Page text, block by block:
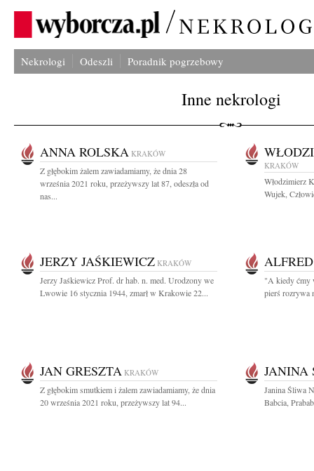
Nekrologi Odeszli Poradnik pogrzebowy
Inne nekrologi
ANNA ROLSKA KRAKÓW
Z głębokim żalem zawiadamiamy, że dnia 28
września 2021 roku, przeżywszy lat 87, odeszła od
nas...
KRAKÓW
Włodzimierz
Wujek,
JERZY JAŚKIEWICZ KRAKÓW
Jerzy Jaśkiewicz Prof. dr hab. n. med. Urodzony we
Lwowie 16 stycznia 1944, zmarł w Krakowie 22...
"A kiedy ćmy
pierś rozrywa
JAN GRESZTA KRAKÓW
Z głębokim smutkiem i żalem zawiadamiamy, że dnia
20 września 2021 roku, przeżywszy lat 94...
JANINA
Janina Śliwa
Babcia,